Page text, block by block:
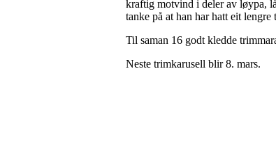
kraftig motvind i deler av løypa,
tanke på at han har hatt eit
Til saman 16 godt kledde
Neste trimkarusell blir 8. mars.